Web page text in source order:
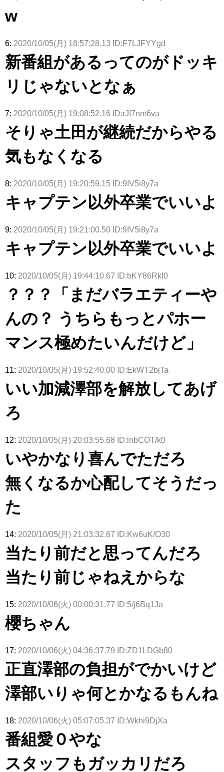
w
6: 2020/10/05(月) 18:57:28.13 ID:F7LJFYYgd
新番組があるってのがドッキ
リじゃないとなぁ
7: 2020/10/05(月) 19:08:52.16 ID:rJI7nm6va
そりゃ土田が継続だからやる
気もなくなる
8: 2020/10/05(月) 19:20:59.15 ID:9IV5i8y7a
キャプテン以外卒業でいいよ
9: 2020/10/05(月) 19:21:00.50 ID:9IV5i8y7a
キャプテン以外卒業でいいよ
10: 2020/10/05(月) 19:44:10.67 ID:bKY86Rkl0
？？？「まだバラエティーや
んの？ うちらもっとパホー
マンス極めたいんだけど」
11: 2020/10/05(月) 19:52:40.00 ID:EkWT2bjTa
いい加減澤部を解放してあげ
ろ
12: 2020/10/05(月) 20:03:55.68 ID:lnbCOT/k0
いやかなり喜んでただろ
無くなるか心配してそうだっ
た
14: 2020/10/05(月) 21:03:32.67 ID:Kw6uK/O30
当たり前だと思ってんだろ
当たり前じゃねえからな
15: 2020/10/06(火) 00:00:31.77 ID:5/j6Bq1Ja
櫻ちゃん
17: 2020/10/06(火) 04:36:37.79 ID:ZD1LDGb80
正直澤部の負担がでかいけど
澤部いりゃ何とかなるもんね
18: 2020/10/06(火) 05:07:05.37 ID:Wkhi9DjXa
番組愛０やな
スタッフもガッカリだろ